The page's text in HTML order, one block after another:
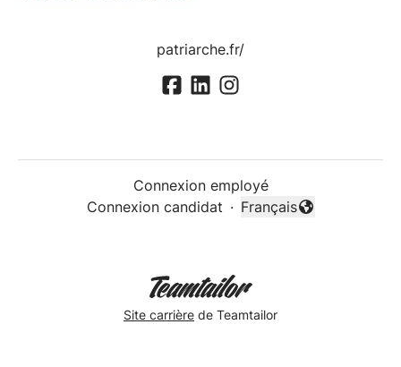
patriarche.fr/
Connexion employé
Connexion candidat ·
Changer la langue
Français
Site carrière de Teamtailor